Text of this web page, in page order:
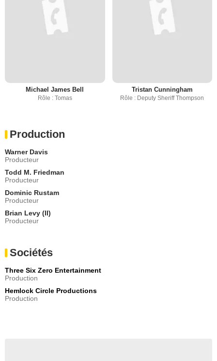
Michael James Bell
Rôle : Tomas
Tristan Cunningham
Rôle : Deputy Sheriff Thompson
Production
Warner Davis
Producteur
Todd M. Friedman
Producteur
Dominic Rustam
Producteur
Brian Levy (II)
Producteur
Sociétés
Three Six Zero Entertainment
Production
Hemlock Circle Productions
Production